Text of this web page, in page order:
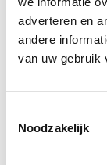
adverteren en
andere
van uw gebruik
Noodzakelijk